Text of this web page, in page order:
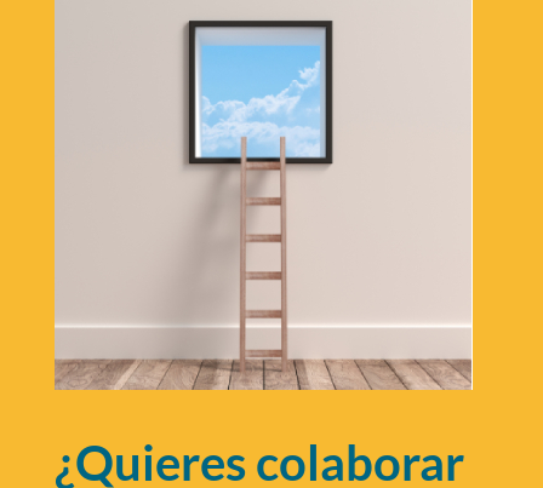
¿Quieres colaborar